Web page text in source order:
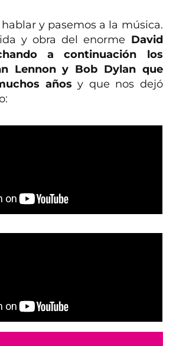
y pasemos a la música.
y obra del enorme David
a continuación los
Lennon y Bob Dylan que
años y que nos dejó